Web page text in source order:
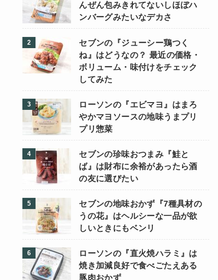
んぜん包みきれてないしほぼハ
ンバーグみたいなデカさ
セブンの『ジューシー鶏つく
ね』はどうなの？ 最近の価格・
ボリューム・味付けをチェック
してみた
ローソンの『エビマヨ』はまろ
やかマヨソースの地味うまプリ
プリ惣菜
セブンの珍味おつまみ『鮭と
ば』は財布に余裕があったら酒
の友に選びたい
セブンの地味おかず『7種具材の
うの花』はヘルシーな一品が欲
しいときにもベンリ
ローソンの『直火焼ハラミ』は
焼き加減良好で食べごたえある
豚肉おかず